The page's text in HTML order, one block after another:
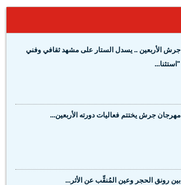
جرش الأربعين .. يسدل الستار على مشهد ثقافي وفني
"استثنا...
مهرجان جرش يختتم فعاليات دورته الأربعين...
بين رونق الحجر وعين المُنقِّب عن الأثر...